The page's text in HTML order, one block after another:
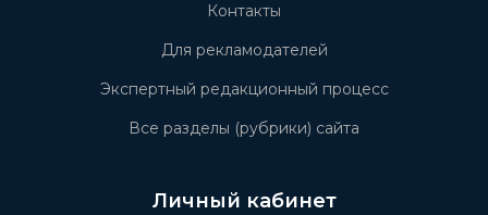
Контакты
Для рекламодателей
Экспертный редакционный процесс
Все разделы (рубрики) сайта
Личный кабинет